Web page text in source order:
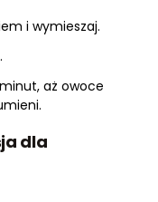
i wymieszaj.
minut, aż owoce
dla